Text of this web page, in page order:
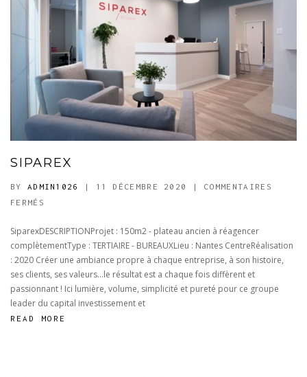
SIPAREX
BY ADMIN1026 | 11 DÉCEMBRE 2020 | COMMENTAIRES
FERMÉS
SiparexDESCRIPTIONProjet : 150m2 - plateau ancien à réagencer
complètementType : TERTIAIRE - BUREAUXLieu : Nantes CentreRéalisation
: 2020 Créer une ambiance propre à chaque entreprise, à son histoire,
ses clients, ses valeurs...le résultat est a chaque fois diffèrent et
passionnant ! Ici lumière, volume, simplicité et pureté pour ce groupe
leader du capital investissement et
READ MORE